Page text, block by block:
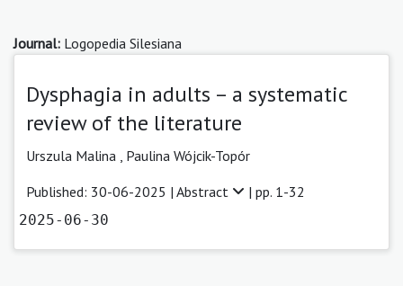
Journal: Logopedia Silesiana
Dysphagia in adults – a systematic
review of the literature
Urszula Malina
Paulina Wójcik-Topór
Published: 30-06-2025 | Abstract | pp. 1-32
2025-06-30